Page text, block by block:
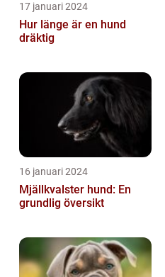
17 januari 2024
Hur länge är en hund
dräktig
16 januari 2024
Mjällkvalster hund: En
grundlig översikt